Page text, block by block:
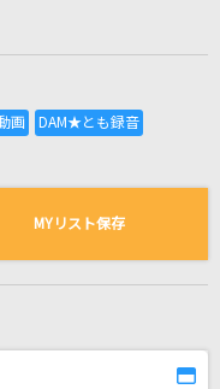
る曲の一覧
MYリスト保存